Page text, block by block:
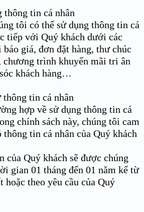
thông tin cá nhân
tôi có thể sử dụng thông tin cá
tiếp với Quý khách dưới các
giá, đơn đặt hàng, thư chúc
chương trình khuyến mãi tri ân
khách hàng…
tin cá nhân
hợp về sử dụng thông tin cá
chính sách này, chúng tôi cam
tin cá nhân của Quý khách
của Quý khách sẽ được chúng
gian 01 tháng đến 01 năm kể từ
hoặc theo yêu cầu của Quý